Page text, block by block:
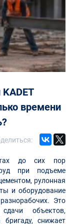
времени
до сих пор
при подъеме
рулонная
и оборудование
Это
объектов,
снижает